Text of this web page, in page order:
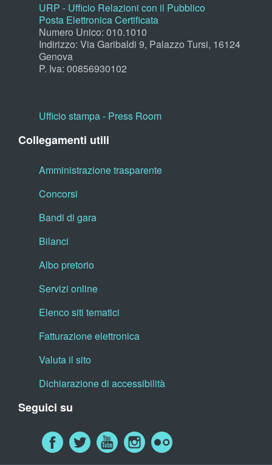
URP - Ufficio Relazioni con il Pubblico
Posta Elettronica Certificata
Numero Unico: 010.1010
Indirizzo: Via Garibaldi 9, Palazzo Tursi, 16124
Genova
P. Iva: 00856930102
Ufficio stampa - Press Room
Collegamenti utili
Amministrazione trasparente
Concorsi
Bandi di gara
Bilanci
Albo pretorio
Servizi online
Elenco siti tematici
Fatturazione elettronica
Valuta il sito
Dichiarazione di accessibilità
Seguici su